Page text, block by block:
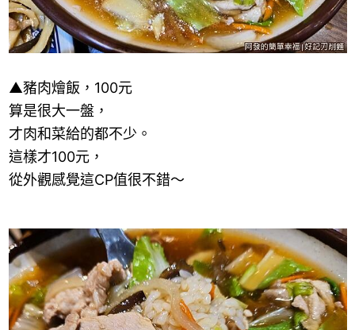
▲豬肉燴飯， 100元
算是很大一盤，
才肉和菜給的都不少。
這樣才100元，
從外觀感覺這CP值很不錯～